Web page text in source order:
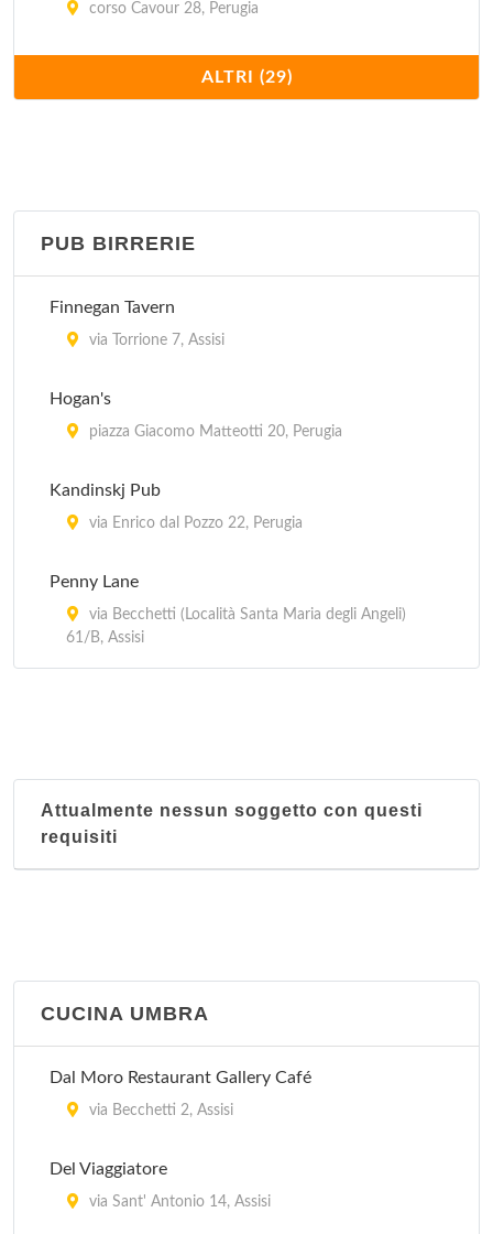
corso Cavour 28, Perugia
piazza IV Novembre 5, Perugia
Da Boccione
Etrusca
Etruschetto
Finnegan Tavern
ALTRI (29)
PUB BIRRERIE
Finnegan Tavern
via Torrione 7, Assisi
Hogan's
piazza Giacomo Matteotti 20, Perugia
Kandinskj Pub
via Enrico dal Pozzo 22, Perugia
Penny Lane
via Becchetti (Località Santa Maria degli Angeli)
61/B, Assisi
Attualmente nessun soggetto con questi
requisiti
CUCINA UMBRA
Dal Moro Restaurant Gallery Café
via Becchetti 2, Assisi
Del Viaggiatore
via Sant' Antonio 14, Assisi